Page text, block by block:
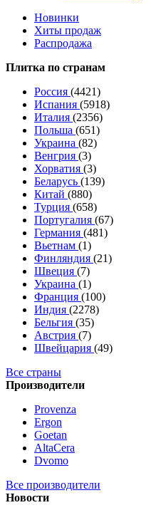
Новинки
Хиты продаж
Распродажа
Плитка по странам
Россия (4421)
Испания (5918)
Италия (2356)
Польша (651)
Украина (82)
Венгрия (3)
Хорватия (3)
Беларусь (139)
Китай (880)
Турция (658)
Португалия (67)
Германия (481)
Вьетнам (1)
Финляндия (21)
Швеция (7)
Украина (1)
Франция (100)
Индия (2278)
Бельгия (35)
Австрия (7)
Швейцария (49)
Все страны
Производители
Provenza
Ergon
Goetan
AltaСera
Dvomo
Все производители
Новости